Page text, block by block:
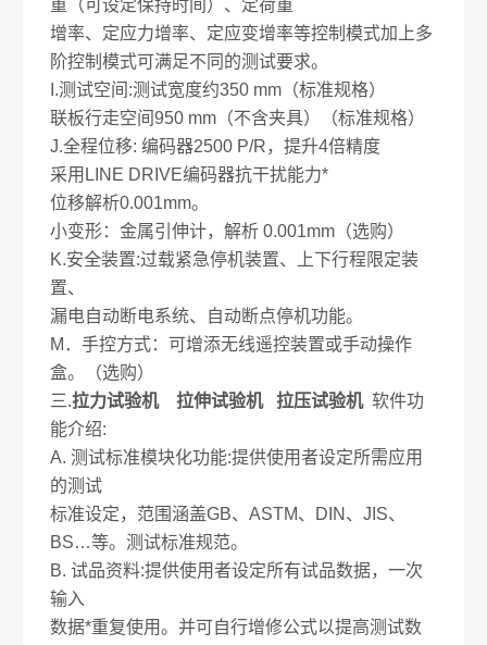
重（可设定保持时间）、定荷重
增率、定应力增率、定应变增率等控制模式加上多
阶控制模式可满足不同的测试要求。
I.测试空间:测试宽度约350 mm（标准规格）
联板行走空间950 mm（不含夹具）（标准规格）
J.全程位移: 编码器2500 P/R，提升4倍精度
采用LINE DRIVE编码器抗干扰能力*
位移解析0.001mm。
小变形：金属引伸计，解析 0.001mm（选购）
K.安全装置:过载紧急停机装置、上下行程限定装
置、
漏电自动断电系统、自动断点停机功能。
M．手控方式：可增添无线遥控装置或手动操作
盒。（选购）
三.拉力试验机 拉伸试验机 拉压试验机软件功
能介绍:
A. 测试标准模块化功能:提供使用者设定所需应用
的测试
标准设定，范围涵盖GB、ASTM、DIN、JIS、
BS…等。测试标准规范。
B. 试品资料:提供使用者设定所有试品数据，一次
输入
数据*重复使用。并可自行增修公式以提高测试数